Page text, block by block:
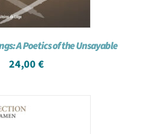
A Poetics of the Unsayable
24,00 €